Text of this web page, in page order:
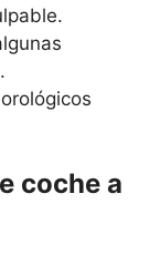
coche a